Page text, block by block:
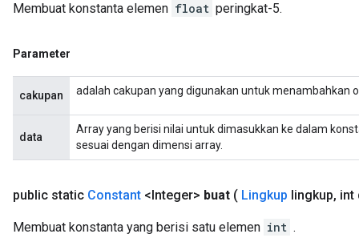
Membuat konstanta elemen float peringkat-5.
Parameter
cakupan adalah cakupan yang digunakan untuk menambahkan
data
Array yang berisi nilai untuk dimasukkan ke dalam
sesuai dengan dimensi array.
public static Constant <Integer> buat ( Lingkup lingkup, int
Membuat konstanta yang berisi satu elemen int .